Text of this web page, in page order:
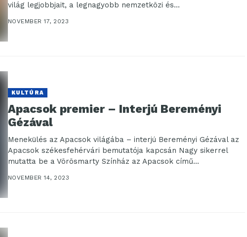
világ legjobbjait, a legnagyobb nemzetközi és...
NOVEMBER 17, 2023
KULTÚRA
Apacsok premier – Interjú Bereményi
Gézával
Menekülés az Apacsok világába – interjú Bereményi Gézával az
Apacsok székesfehérvári bemutatója kapcsán Nagy sikerrel
mutatta be a Vörösmarty Színház az Apacsok című...
NOVEMBER 14, 2023